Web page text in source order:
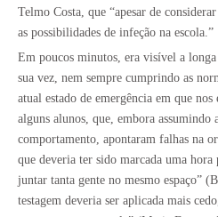
Telmo Costa, que “apesar de
as possibilidades de infeção na escola.”
Em poucos minutos, era visível a
sua vez, nem sempre cumprindo as
atual estado de emergência em que
alguns alunos, que, embora assumindo
comportamento, apontaram falhas na
que deveria ter sido marcada uma
juntar tanta gente no mesmo espaço”
testagem deveria ser aplicada mais